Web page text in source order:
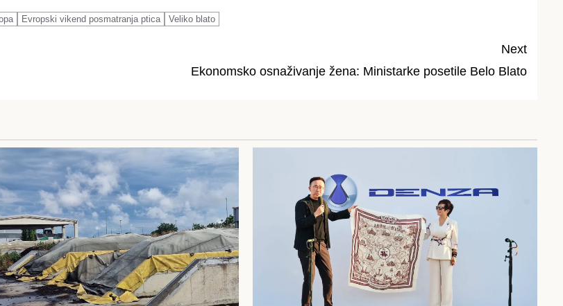
Evropski vikend posmatranja ptica Veliko blato
Next
Ekonomsko osnaživanje žena: Ministarke posetile Belo Blato